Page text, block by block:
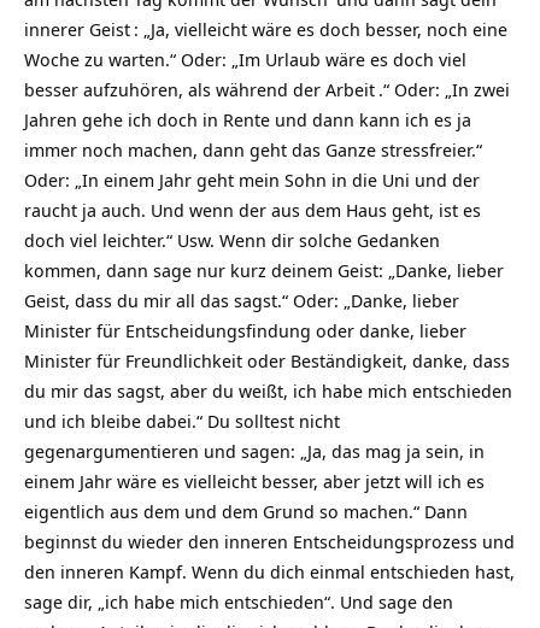
innerer Geist : „Ja, vielleicht wäre es doch besser, noch eine
Woche zu warten.“ Oder: „Im Urlaub wäre es doch viel
besser aufzuhören, als während der Arbeit .“ Oder: „In zwei
Jahren gehe ich doch in Rente und dann kann ich es ja
immer noch machen, dann geht das Ganze stressfreier.“
Oder: „In einem Jahr geht mein Sohn in die Uni und der
raucht ja auch. Und wenn der aus dem Haus geht, ist es
doch viel leichter.“ Usw. Wenn dir solche Gedanken
kommen, dann sage nur kurz deinem Geist: „Danke, lieber
Geist, dass du mir all das sagst.“ Oder: „Danke, lieber
Minister für Entscheidungsfindung oder danke, lieber
Minister für Freundlichkeit oder Beständigkeit, danke, dass
du mir das sagst, aber du weißt, ich habe mich entschieden
und ich bleibe dabei.“ Du solltest nicht
gegenargumentieren und sagen: „Ja, das mag ja sein, in
einem Jahr wäre es vielleicht besser, aber jetzt will ich es
eigentlich aus dem und dem Grund so machen.“ Dann
beginnst du wieder den inneren Entscheidungsprozess und
den inneren Kampf. Wenn du dich einmal entschieden hast,
sage dir, „ich habe mich entschieden“. Und sage den